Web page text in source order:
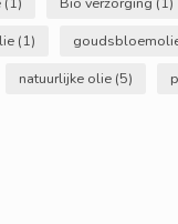
(1)
natuurlijke olie (5)